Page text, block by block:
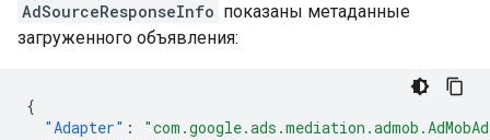
AdSourceResponseInfo показаны метаданные
загруженного объявления:
{
"Adapter" :